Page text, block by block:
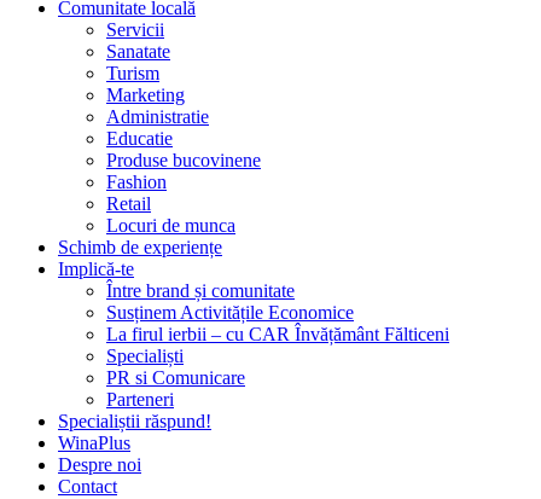
Comunitate locală
Servicii
Sanatate
Turism
Marketing
Administratie
Educatie
Produse bucovinene
Fashion
Retail
Locuri de munca
Schimb de experiențe
Implică-te
Între brand și comunitate
Susținem Activitățile Economice
La firul ierbii – cu CAR Învățământ Fălticeni
Specialiști
PR si Comunicare
Parteneri
Specialiștii răspund!
WinaPlus
Despre noi
Contact